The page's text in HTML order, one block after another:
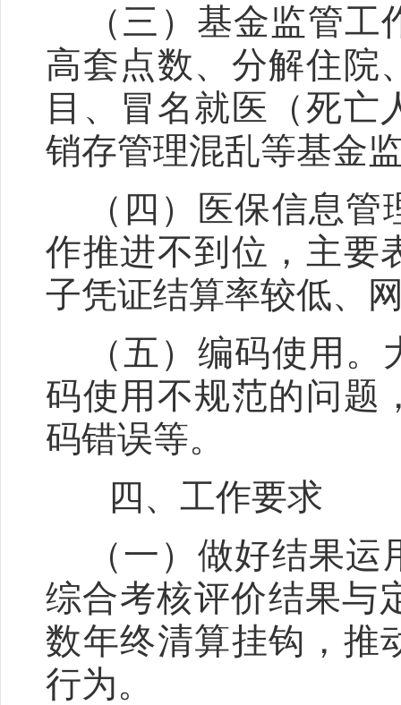
（三）基金监管工
高套点数、分解住院
目、冒名就医（死亡
销存管理混乱等基金
（四）医保信息管
作推进不到位，主要
子凭证结算率较低、
（五）编码使用。
码使用不规范的问题
码错误等。
四、工作要求
（一）做好结果运
综合考核评价结果与
数年终清算挂钩，推
行为。